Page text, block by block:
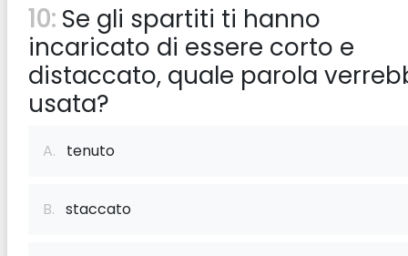
10: Se gli spartiti ti hanno
incaricato di essere corto e
distaccato, quale parola
usata?
A. tenuto
B. staccato